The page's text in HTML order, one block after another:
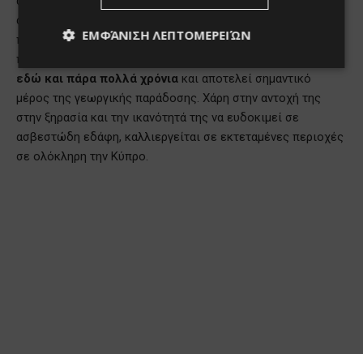
ΕΜΦΆΝΙΣΗ ΛΕΠΤΟΜΕΡΕΙΏΝ